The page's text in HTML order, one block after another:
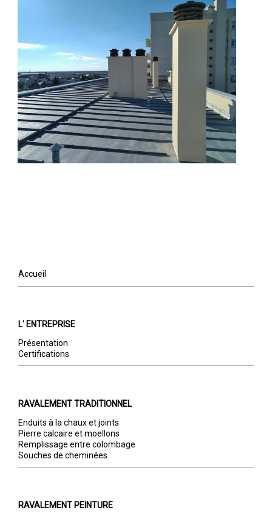
Accueil
L' ENTREPRISE
Présentation
Certifications
RAVALEMENT TRADITIONNEL
Enduits à la chaux et joints
Pierre calcaire et moellons
Remplissage entre colombage
Souches de cheminées
RAVALEMENT PEINTURE